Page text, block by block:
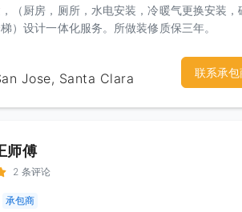
（厨房，厕所，水电安装，冷暖气更换安装，
）设计一体化服务。所做装修质保三年。
Jose, Santa Clara
联系承包
师傅
2 条评论
承包商